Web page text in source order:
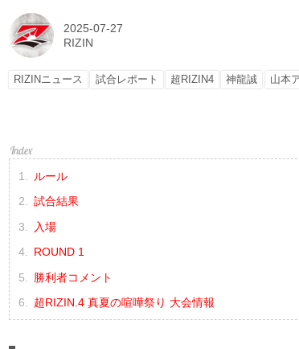
2025-07-27
RIZIN
RIZINニュース 試合レポート 超RIZIN4 神龍誠 山本
ルール
試合結果
入場
ROUND 1
勝利者コメント
超RIZIN.4 真夏の喧嘩祭り 大会情報